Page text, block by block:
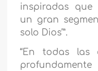
inspiradas que
un gran
solo Dios’”.
“En todas las